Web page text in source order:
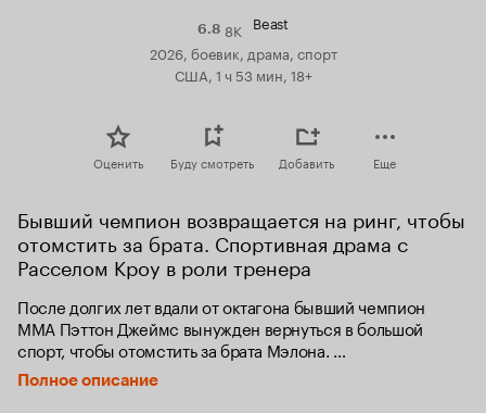
6.8Рейтинг
8K Beast
2026, боевик, драма, спорт
США, 1 ч 53 мин, 18+
Оценить Буду смотреть Добавить Еще
Бывший чемпион возвращается на ринг, чтобы
отомстить за брата. Спортивная драма с
Расселом Кроу в роли тренера
После долгих лет вдали от октагона бывший чемпион
MMA Пэттон Джеймс вынужден вернуться в большой
спорт, чтобы отомстить за брата Мэлона.
Воссоединившись с тренером Сэмми, который когда-то
сделал его легендой, он решается на последний
Полное описание